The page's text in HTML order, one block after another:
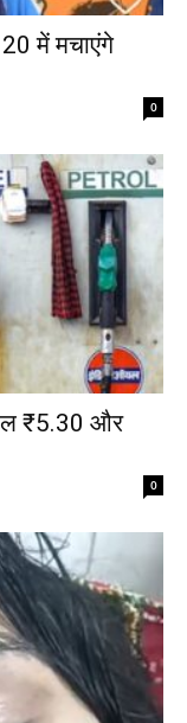
में मचाएंगे
0
₹5.30 और
0